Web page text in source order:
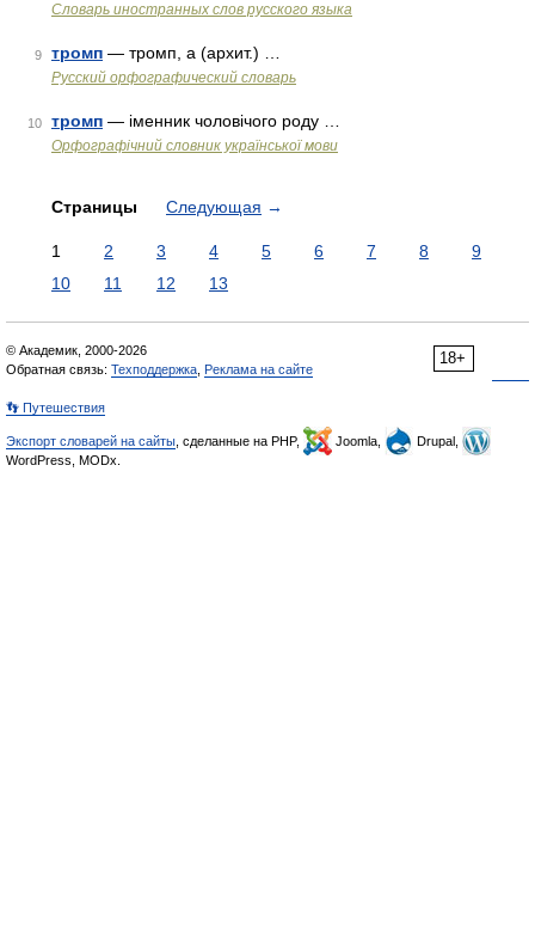
Словарь иностранных слов русского языка
9 тромп — тромп, а (архит.) …
Русский орфографический словарь
10 тромп — іменник чоловічого роду …
Орфографічний словник української мови
Страницы Следующая →
1 2 3 4 5 6 7 8
9
10
11 12 13
18+
© Академик, 2000-2026
Обратная связь: Техподдержка Реклама на сайте
👣 Путешествия
Экспорт словарей на сайты , сделанные на PHP, Joomla,
Drupal,
WordPress, MODx.